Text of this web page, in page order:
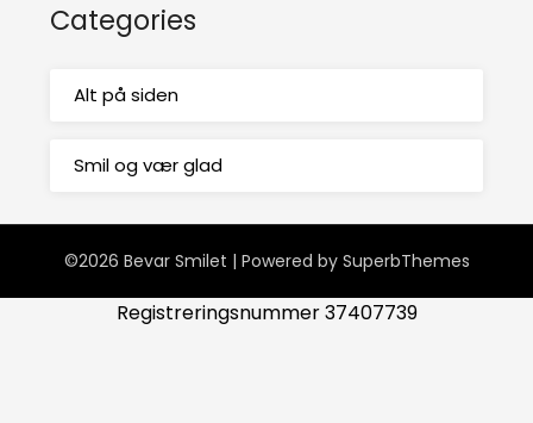
Categories
Alt på siden
Smil og vær glad
©2026 Bevar Smilet | Powered by SuperbThemes
Registreringsnummer 37407739